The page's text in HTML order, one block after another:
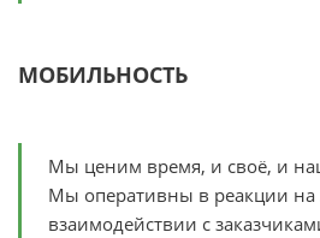
МОБИЛЬНОСТЬ
Мы ценим время, и своё, и
Мы оперативны в реакции на
взаимодействии с